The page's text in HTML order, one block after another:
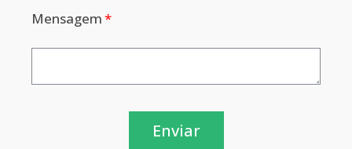
Mensagem
Enviar